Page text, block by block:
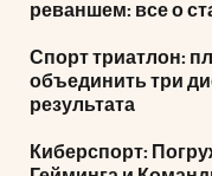
реваншем: все о
Спорт триатлон:
объединить три
результата
Киберспорт: